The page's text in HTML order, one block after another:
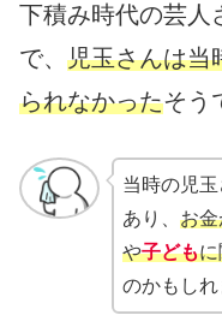
下積み時代の芸人
で、 児玉さんは当
られなかったそう
当時の児玉
あり、 お
や子どもに
のかもしれ